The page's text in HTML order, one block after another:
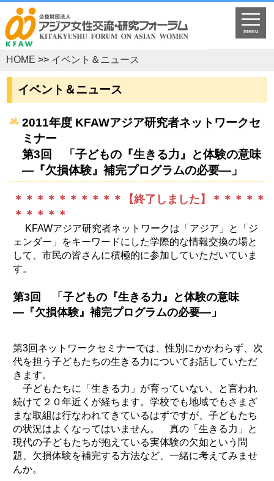
menu
HOME >> イベント＆ニュース
イベント＆ニュース
2011年度 KFAWアジア研究者ネットワークセ
ミナー
第3回 「子どもの『生きる力』と体験の意味
―『欠損体験』補完プログラムの必要―」
＊＊＊＊＊＊＊＊＊＊【終了しました】＊＊＊＊＊
＊＊＊＊＊
KFAWアジア研究者ネットワークは「アジア」と「ジ
ェンダー」をキーワードにした学際的な情報交換の場と
して、市民の皆さんに積極的に参加していただいていま
す。
第3回 「子どもの『生きる力』と体験の意味
―『欠損体験』補完プログラムの必要―」
第3回ネットワークセミナーでは、性別にかかわらず、次
代を担う子どもたちの生きる力についてお話していただ
きます。
子どもたちに「生きる力」が育っていない、と言われ
続けて２０年近くが経ちます。学校でも地域でもさまざ
まな取組は行なわれてきているはずですが、子どもたち
の状況はよくなってはいません。 真の「生きる力」と
現代の子どもたちが抱えている実体験の欠如という問
題、欠損体験を補完する方法など、一緒に考えてみませ
んか。